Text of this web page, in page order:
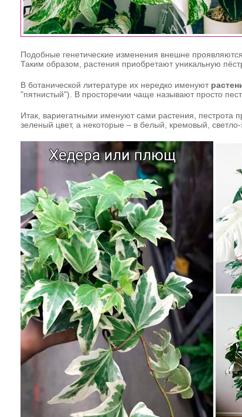
Подобные генетические изменения внешне
Таким образом, растения приобретают уникальную
В ботанической литературе их нередко именуют
"пятнистый"). В просторечии чаще называют просто
Итак, вариегатными именуют сами растения, пестрота
зеленый цвет, а некоторые – в белый, кремовый, светло-